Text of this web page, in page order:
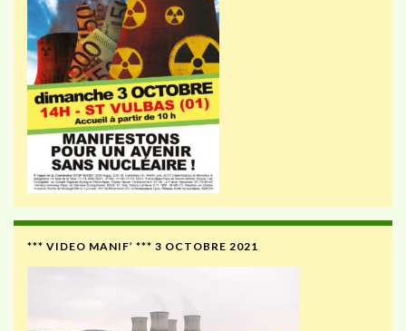
*** VIDEO MANIF’ *** 3 OCTOBRE 2021